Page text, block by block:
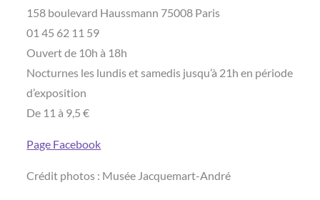
158 boulevard Haussmann 75008 Paris
01 45 62 11 59
Ouvert de 10h à 18h
Nocturnes les lundis et samedis jusqu’à 21h en période
d’exposition
De 11 à 9,5 €
Page Facebook
Crédit photos : Musée Jacquemart-André